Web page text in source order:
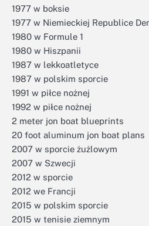
1977 w boksie
1977 w Niemieckiej Republice
1980 w Formule 1
1980 w Hiszpanii
1987 w lekkoatletyce
1987 w polskim sporcie
1991 w piłce nożnej
1992 w piłce nożnej
2 meter jon boat blueprints
20 foot aluminum jon boat plans
2007 w sporcie żużlowym
2007 w Szwecji
2012 w sporcie
2012 we Francji
2015 w polskim sporcie
2015 w tenisie ziemnym